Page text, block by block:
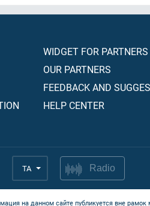
WIDGET FOR PARTNERS
OUR PARTNERS
FEEDBACK AND
HELP CENTER
TA Radio
на данном сайте публикуется вне рамок